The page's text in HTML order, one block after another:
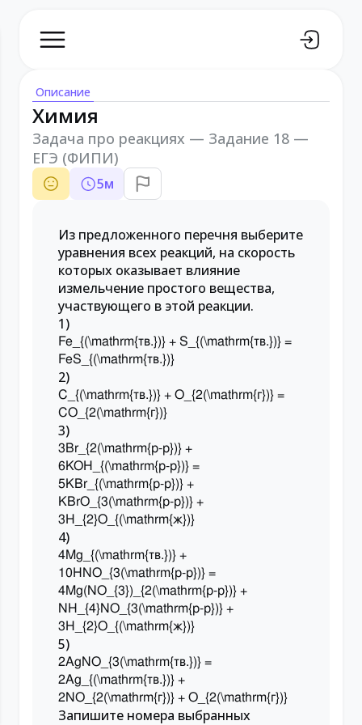
Описание
Химия
Задача про реакциях — Задание 18 —
ЕГЭ (ФИПИ)
5м
Из предложенного перечня выберите
уравнения всех реакций, на скорость
которых оказывает влияние
измельчение простого вещества,
участвующего в этой реакции.
1)
Fe_{(\mathrm{тв.})} + S_{(\mathrm{тв.})} =
FeS_{(\mathrm{тв.})}
2)
C_{(\mathrm{тв.})} + O_{2(\mathrm{г})} =
CO_{2(\mathrm{г})}
3)
3Br_{2(\mathrm{р-р})} +
6KOH_{(\mathrm{р-р})} =
5KBr_{(\mathrm{р-р})} +
KBrO_{3(\mathrm{р-р})} +
3H_{2}O_{(\mathrm{ж})}
4)
4Mg_{(\mathrm{тв.})} +
10HNO_{3(\mathrm{р-р})} =
4Mg(NO_{3})_{2(\mathrm{р-р})} +
NH_{4}NO_{3(\mathrm{р-р})} +
3H_{2}O_{(\mathrm{ж})}
5)
2AgNO_{3(\mathrm{тв.})} =
2Ag_{(\mathrm{тв.})} +
2NO_{2(\mathrm{г})} + O_{2(\mathrm{г})}
Запишите номера выбранных